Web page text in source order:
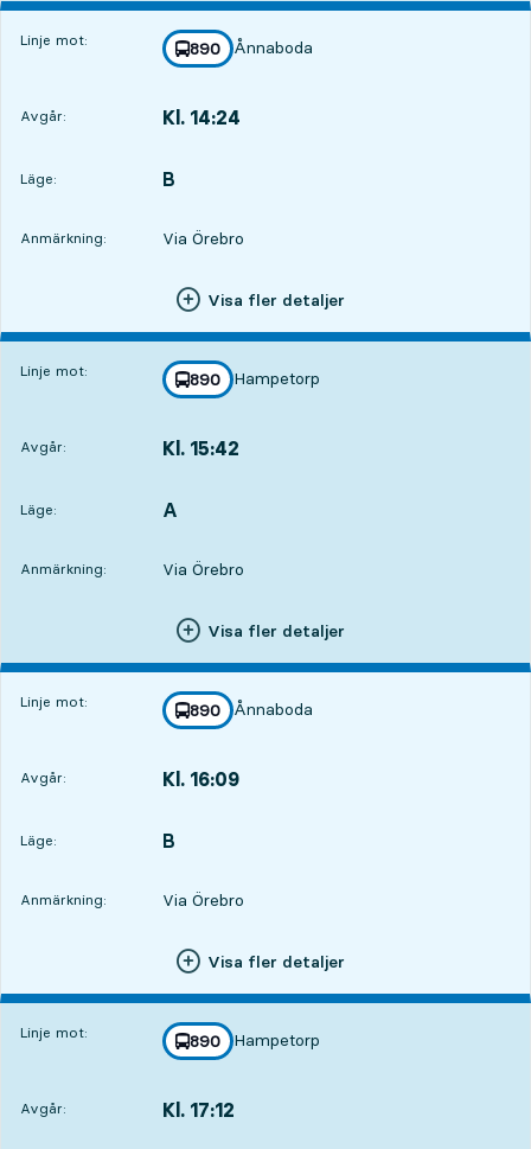
Linje mot: linje
890
mot
Ånnaboda
,
Avgår: Kl. 14:24
Läge:
LÄGE, B
,
Anmärkning: Via Örebro
Visa fler detaljer
Linje mot: linje
890
mot
Hampetorp
,
Avgår: Kl. 15:42
Läge:
LÄGE, A
,
Anmärkning: Via Örebro
Visa fler detaljer
Linje mot: linje
890
mot
Ånnaboda
,
Avgår: Kl. 16:09
Läge:
LÄGE, B
,
Anmärkning: Via Örebro
Visa fler detaljer
Linje mot: linje
890
mot
Hampetorp
,
Avgår: Kl. 17:12